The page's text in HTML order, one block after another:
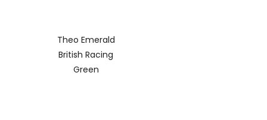
Theo Emerald
British Racing
Green